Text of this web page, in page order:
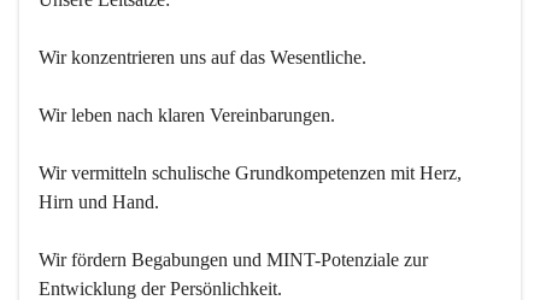
Wir konzentrieren uns auf das Wesentliche.
Wir leben nach klaren Vereinbarungen.
Wir vermitteln schulische Grundkompetenzen mit Herz,
Hirn und Hand.
Wir fördern Begabungen und MINT-Potenziale zur
Entwicklung der Persönlichkeit.